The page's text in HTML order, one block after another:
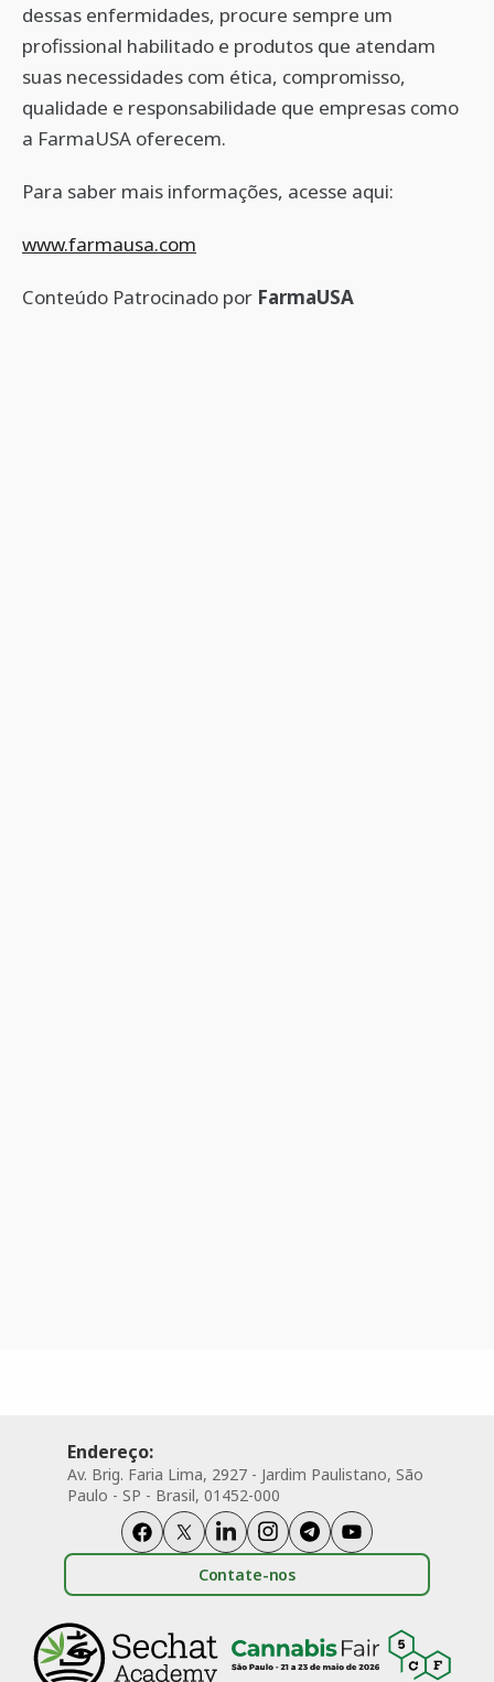
dessas enfermidades, procure sempre um
profissional habilitado e produtos que atendam
suas necessidades com ética, compromisso,
qualidade e responsabilidade que empresas como
a FarmaUSA oferecem.
Para saber mais informações, acesse aqui:
www.farmausa.com
Conteúdo Patrocinado por FarmaUSA
Endereço:
Av. Brig. Faria Lima, 2927 - Jardim Paulistano, São
Paulo - SP - Brasil, 01452-000
Contate-nos